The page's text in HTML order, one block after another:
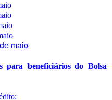
maio
para beneficiários do Bolsa